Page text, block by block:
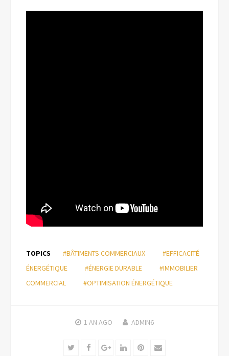
TOPICS #BÂTIMENTS COMMERCIAUX
#EFFICACITÉ
ÉNERGÉTIQUE
#ÉNERGIE DURABLE
#IMMOBILIER
COMMERCIAL
#OPTIMISATION ÉNERGÉTIQUE
1 AN AGO ADMIN6
TwitterFacebookGoogle+LinkedInPinterest
Email